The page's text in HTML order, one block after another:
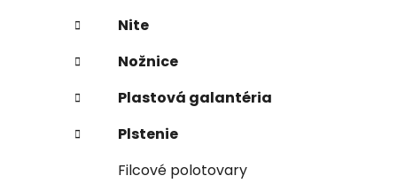
Nite
Nožnice
Plastová galantéria
Plstenie
Filcové polotovary